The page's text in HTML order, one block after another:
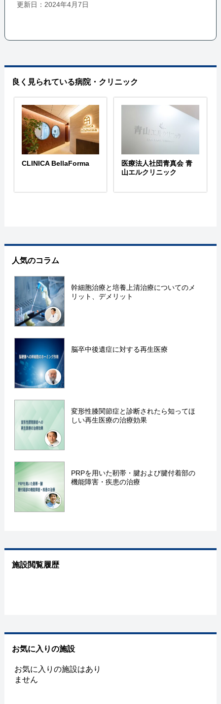
更新日：2024年4月7日
良く見られている病院・クリニック
CLINICA BellaForma
医療法人社団青真会 青
山エルクリニック
人気のコラム
幹細胞治療と培養上清治療についてのメ
リット、デメリット
脳卒中後遺症に対する再生医療
変形性膝関節症と診断されたら知ってほ
しい再生医療の治療効果
PRPを用いた靭帯・腱および腱付着部の
機能障害・疾患の治療
施設閲覧履歴
お気に入りの施設
お気に入りの施設はあり
ません